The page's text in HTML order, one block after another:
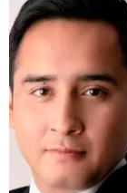
Pagos de S/ 42 mil